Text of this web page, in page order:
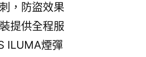
，防盜效果
提供全程服
ILUMA煙彈